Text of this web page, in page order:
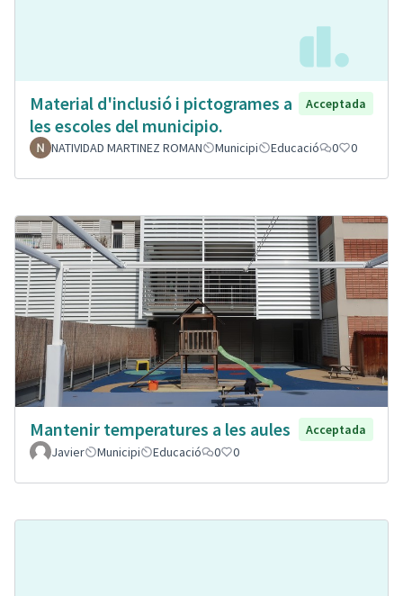
Material d'inclusió i pictogrames a
les escoles del municipio.
Acceptada
NATIVIDAD MARTINEZ ROMAN Municipi Educació 0 0
Mantenir temperatures a les aules
Acceptada
Javier
Municipi Educació 0 0